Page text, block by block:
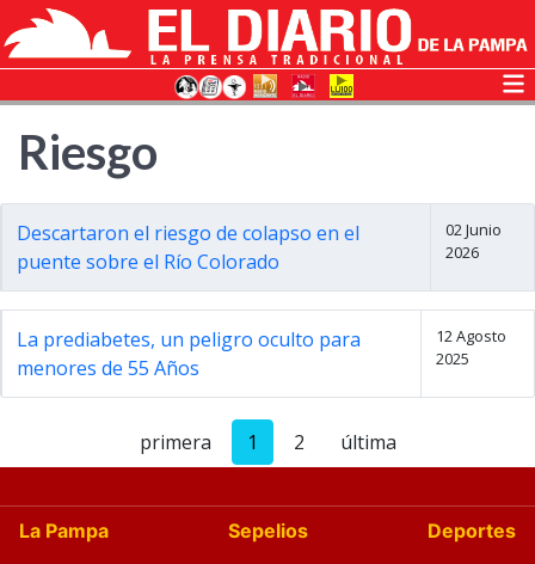
Riesgo
Descartaron el riesgo de colapso en el
puente sobre el Río Colorado
02 Junio
2026
La prediabetes, un peligro oculto para
menores de 55 Años
12 Agosto
2025
primera 1 2 última
La Pampa Sepelios
Deportes